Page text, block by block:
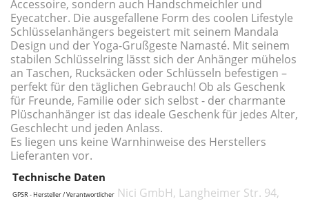
Accessoire, sondern auch Handschmeichler und
Eyecatcher. Die ausgefallene Form des coolen Lifestyle
Schlüsselanhängers begeistert mit seinem Mandala
Design und der Yoga-Grußgeste Namasté. Mit seinem
stabilen Schlüsselring lässt sich der Anhänger mühelos
an Taschen, Rucksäcken oder Schlüsseln befestigen –
perfekt für den täglichen Gebrauch! Ob als Geschenk
für Freunde, Familie oder sich selbst - der charmante
Plüschanhänger ist das ideale Geschenk für jedes Alter,
Geschlecht und jeden Anlass.
Es liegen uns keine Warnhinweise des Herstellers
Lieferanten vor.
Technische Daten
GPSR - Hersteller / Verantwortlicher Nici GmbH, Langheimer Str. 94,